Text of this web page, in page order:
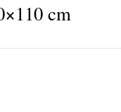
cm